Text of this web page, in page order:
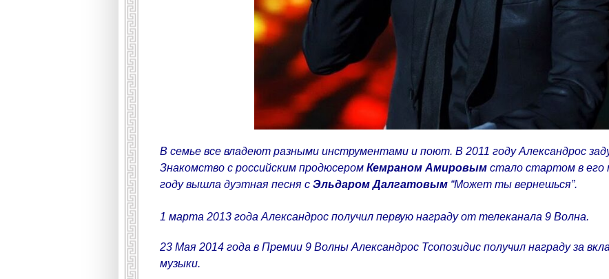
В семье все владеют разными инструментами и поют. В 2011 году Александрос
Знакомство с российским продюсером Кемраном Амировым стало стартом в его
году вышла дуэтная песня с Эльдаром Далгатовым “Может ты вернешься”.
1 марта 2013 года Александрос получил первую награду от телеканала 9 Волна.
23 Мая 2014 года в Премии 9 Волны Александрос Тсопозидис получил награду за
музыки.